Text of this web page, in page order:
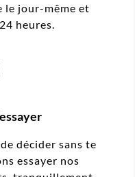
le jour-même et
heures.
décider sans te
essayer nos